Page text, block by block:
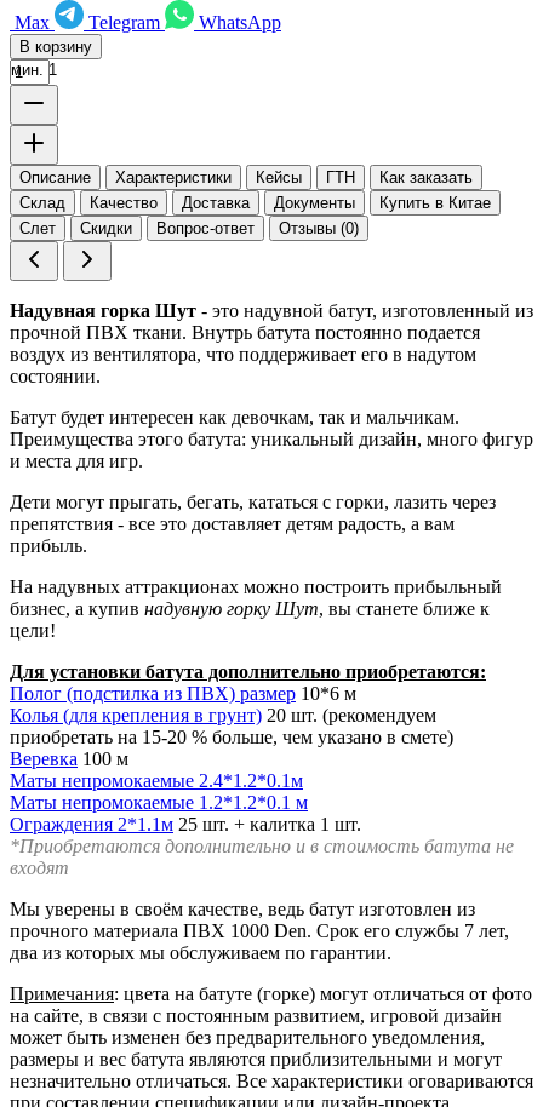
Max
Telegram WhatsApp
В корзину
мин. 1
Описание Характеристики Кейсы ГТН
Как заказать
Склад
Качество Доставка Документы
Купить в Китае
Слет
Скидки Вопрос-ответ Отзывы (0)
Надувная горка Шут - это надувной батут, изготовленный из
прочной ПВХ ткани. Внутрь батута постоянно подается
воздух из вентилятора, что поддерживает его в надутом
состоянии.
Батут будет интересен как девочкам, так и мальчикам.
Преимущества этого батута: уникальный дизайн, много фигур
и места для игр.
Дети могут прыгать, бегать, кататься с горки, лазить через
препятствия - все это доставляет детям радость, а вам
прибыль.
На надувных аттракционах можно построить прибыльный
бизнес, а купив надувную горку Шут, вы станете ближе к
цели!
Для установки батута дополнительно приобретаются:
Полог (подстилка из ПВХ) размер 10*6 м
Колья (для крепления в грунт) 20 шт. (рекомендуем
приобретать на 15-20 % больше, чем указано в смете)
Веревка 100 м
Маты непромокаемые 2.4*1.2*0.1м
Маты непромокаемые 1.2*1.2*0.1 м
Ограждения 2*1.1м 25 шт. + калитка 1 шт.
*Приобретаются дополнительно и в стоимость батута не
входят
Мы уверены в своём качестве, ведь батут изготовлен из
прочного материала ПВХ 1000 Den. Срок его службы 7 лет,
два из которых мы обслуживаем по гарантии.
Примечания: цвета на батуте (горке) могут отличаться от фото
на сайте, в связи с постоянным развитием, игровой дизайн
может быть изменен без предварительного уведомления,
размеры и вес батута являются приблизительными и могут
незначительно отличаться. Все характеристики оговариваются
при составлении спецификации или дизайн-проекта.